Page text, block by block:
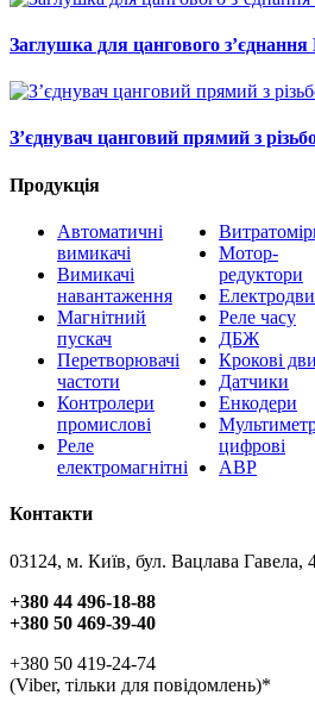
Заглушка для цангового з’єднання
З’єднувач цанговий прямий з
Продукція
Автоматичні
вимикачі
Вимикачі
навантаження
Магнітний
пускач
Перетворювачі
частоти
Контролери
промислові
Реле
електромагнітні
Мотор-
редуктори
Реле часу
ДБЖ
Крокові
Датчики
Енкодери
цифрові
АВР
Контакти
03124, м. Київ, бул. Вацлава Гавела,
+380 44 496-18-88
+380 50 469-39-40
+380 50 419-24-74
(Viber, тільки для повідомлень)*